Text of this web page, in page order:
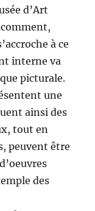
d’Art
à ce
interne va
picturale.
une
ainsi des
tout en
peuvent être
des